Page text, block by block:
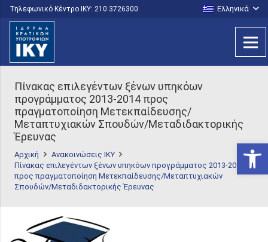
Τηλεφωνικό Κέντρο IKY: 210 3726300 Ελληνικά
Πίνακας επιλεγέντων ξένων υπηκόων
προγράμματος 2013-2014 προς
πραγματοποίηση Μετεκπαίδευσης/
Μεταπτυχιακών Σπουδών/Μεταδιδακτορικής
Έρευνας
Αρχική
Ανακοινώσεις ΙΚΥ
Πίνακας επιλεγέντων ξένων υπηκόων προγράμματος 2013-2014
προς πραγματοποίηση Μετεκπαίδευσης/Μεταπτυχιακών
Σπουδών/Μεταδιδακτορικής Έρευνας